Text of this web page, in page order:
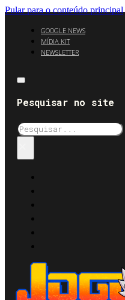
Pular para o conteúdo principal
GOOGLE NEWS
MÍDIA KIT
NEWSLETTER
Pesquisar no site
Pesquisar